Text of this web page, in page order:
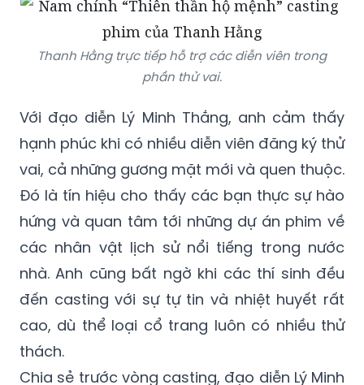
Thanh Hằng trực tiếp hỗ trợ các diễn viên trong
phần thử vai.
Với đạo diễn Lý Minh Thắng, anh cảm thấy
vai, cả những gương mặt mới và quen thuộc.
Đó là tín hiệu cho thấy các bạn thực sự hào
hứng và quan tâm tới những dự án phim về
các nhân vật lịch sử nổi tiếng trong nước
nhà. Anh cũng bất ngờ khi các thí sinh đều
đến casting với sự tự tin và nhiệt huyết rất
cao, dù thể loại cổ trang luôn có nhiều thử
thách.
Chia sẻ trước vòng casting, đạo diễn Lý Minh
Thắng nhấn mạnh tham gia “Quỳnh Hoa